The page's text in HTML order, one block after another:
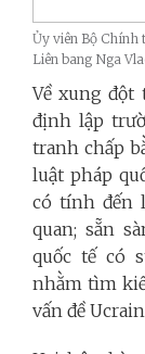
Ủy viên Bộ Chính
Liên bang Nga
Về xung đột
định lập
tranh chấp
luật pháp
có tính đến
quan; sẵn
quốc tế có
nhằm tìm
vấn đề